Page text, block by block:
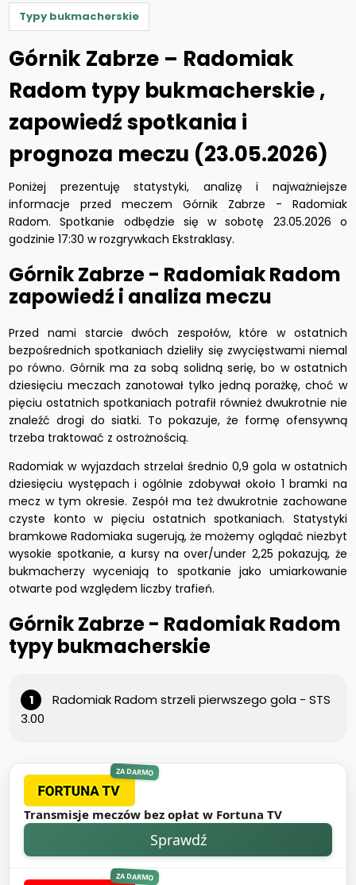
Typy bukmacherskie
Górnik Zabrze – Radomiak
Radom typy bukmacherskie ,
zapowiedź spotkania i
prognoza meczu (23.05.2026)
Poniżej prezentuję statystyki, analizę i najważniejsze
informacje przed meczem Górnik Zabrze - Radomiak
Radom. Spotkanie odbędzie się w sobotę 23.05.2026 o
godzinie 17:30 w rozgrywkach Ekstraklasy.
Górnik Zabrze - Radomiak Radom
zapowiedź i analiza meczu
Przed nami starcie dwóch zespołów, które w ostatnich
bezpośrednich spotkaniach dzieliły się zwycięstwami niemal
po równo. Górnik ma za sobą solidną serię, bo w ostatnich
dziesięciu meczach zanotował tylko jedną porażkę, choć w
pięciu ostatnich spotkaniach potrafił również dwukrotnie nie
znaleźć drogi do siatki. To pokazuje, że formę ofensywną
trzeba traktować z ostrożnością.
Radomiak w wyjazdach strzelał średnio 0,9 gola w ostatnich
dziesięciu występach i ogólnie zdobywał około 1 bramki na
mecz w tym okresie. Zespół ma też dwukrotnie zachowane
czyste konto w pięciu ostatnich spotkaniach. Statystyki
bramkowe Radomiaka sugerują, że możemy oglądać niezbyt
wysokie spotkanie, a kursy na over/under 2,25 pokazują, że
bukmacherzy wyceniają to spotkanie jako umiarkowanie
otwarte pod względem liczby trafień.
Górnik Zabrze - Radomiak Radom
typy bukmacherskie
Radomiak Radom strzeli pierwszego gola - STS
3.00
ZA DARMO
Transmisje meczów bez opłat w Fortuna TV
Sprawdź
ZA DARMO